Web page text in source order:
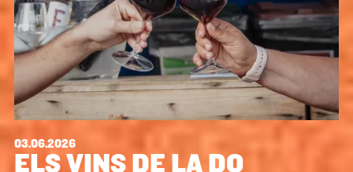
03.06.2026
ELS VINS DE LA DO